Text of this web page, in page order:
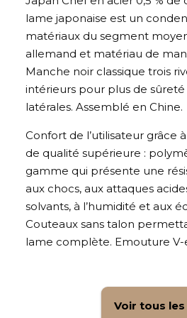
lame japonaise est un
matériaux du segment
allemand et matériau de
Manche noir classique trois
intérieurs pour plus de sûreté
latérales. Assemblé en Chine.
Confort de l’utilisateur grâce
de qualité supérieure :
gamme qui présente une
aux chocs, aux attaques
solvants, à l’humidité et aux
Couteaux sans talon
lame complète. Emouture V-
Voir tous